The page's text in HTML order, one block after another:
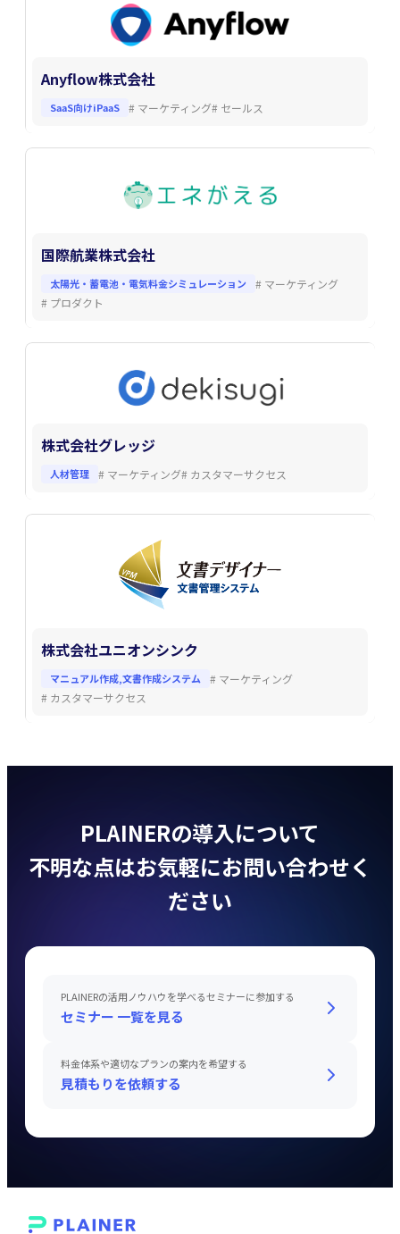
Anyflow株式会社
SaaS向けiPaaS # マーケティング# セールス
国際航業株式会社
太陽光・蓄電池・電気料金シミュレーション # マーケティング
# プロダクト
株式会社グレッジ
人材管理 # マーケティング# カスタマーサクセス
株式会社ユニオンシンク
マニュアル作成,文書作成システム # マーケティング
# カスタマーサクセス
PLAINERの導入について
不明な点はお気軽にお問い合わせく
ださい
PLAINERの活用ノウハウを学べるセミナーに参加する
セミナー 一覧を見る
料金体系や適切なプランの案内を希望する
見積もりを依頼する